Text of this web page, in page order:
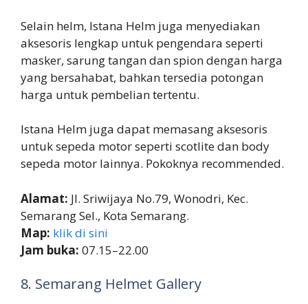
Selain helm, Istana Helm juga menyediakan
aksesoris lengkap untuk pengendara seperti
masker, sarung tangan dan spion dengan harga
yang bersahabat, bahkan tersedia potongan
harga untuk pembelian tertentu.
Istana Helm juga dapat memasang aksesoris
untuk sepeda motor seperti scotlite dan body
sepeda motor lainnya. Pokoknya recommended.
Alamat: Jl. Sriwijaya No.79, Wonodri, Kec.
Semarang Sel., Kota Semarang.
Map: klik di sini
Jam buka: 07.15–22.00
8. Semarang Helmet Gallery